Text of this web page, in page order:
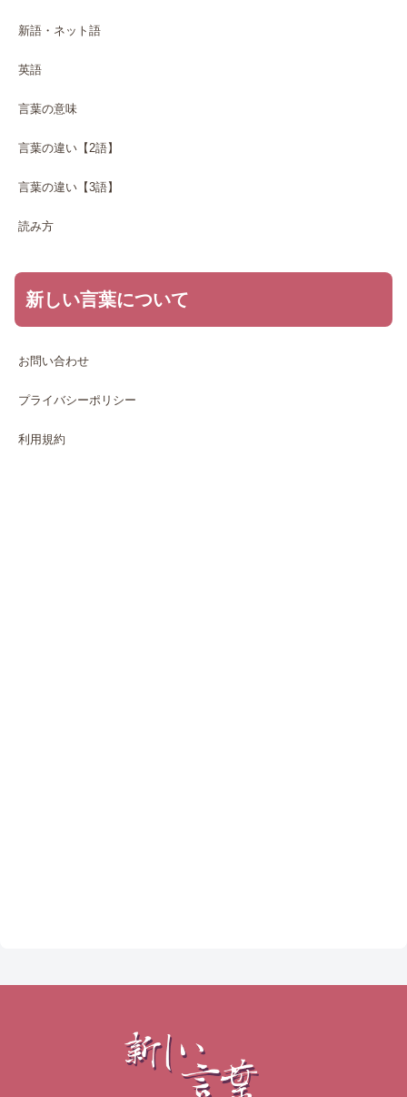
新語・ネット語
英語
言葉の意味
言葉の違い【2語】
言葉の違い【3語】
読み方
新しい言葉について
お問い合わせ
プライバシーポリシー
利用規約